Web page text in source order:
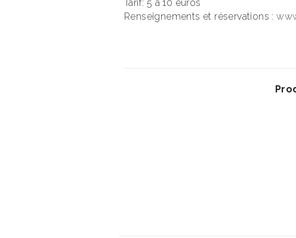
Tarif: 5 à 10 euros
Renseignements et réservations :